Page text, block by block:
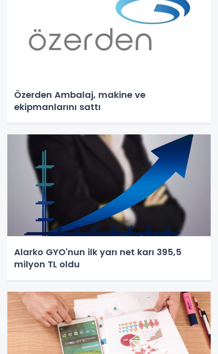
Özerden Ambalaj, makine ve
ekipmanlarını sattı
Alarko GYO'nun ilk yarı net karı 395,5
milyon TL oldu